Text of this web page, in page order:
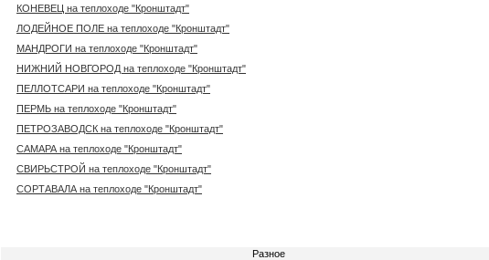
КОНЕВЕЦ на теплоходе "Кронштадт"
ЛОДЕЙНОЕ ПОЛЕ на теплоходе "Кронштадт"
МАНДРОГИ на теплоходе "Кронштадт"
НИЖНИЙ НОВГОРОД на теплоходе "Кронштадт"
ПЕЛЛОТСАРИ на теплоходе "Кронштадт"
ПЕРМЬ на теплоходе "Кронштадт"
ПЕТРОЗАВОДСК на теплоходе "Кронштадт"
САМАРА на теплоходе "Кронштадт"
СВИРЬСТРОЙ на теплоходе "Кронштадт"
СОРТАВАЛА на теплоходе "Кронштадт"
Разное